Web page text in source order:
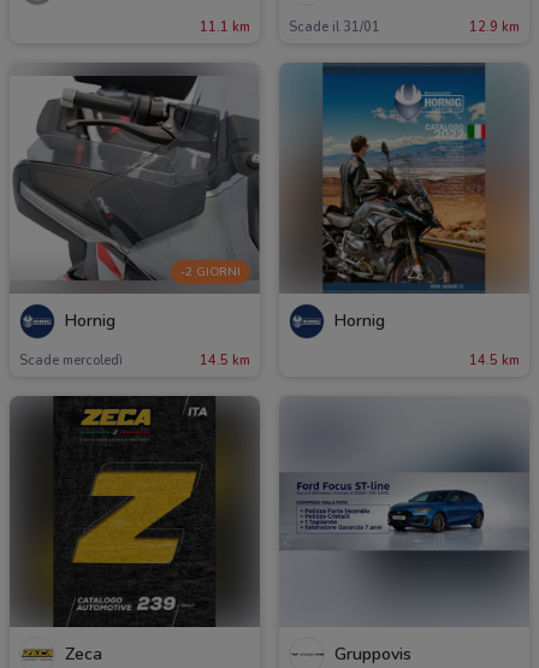
11.1 km Scade il 31/01 12.9 km
-2 GIORNI
Hornig
Scade mercoledì 14.5 km
Hornig
14.5 km
Zeca Gruppovis